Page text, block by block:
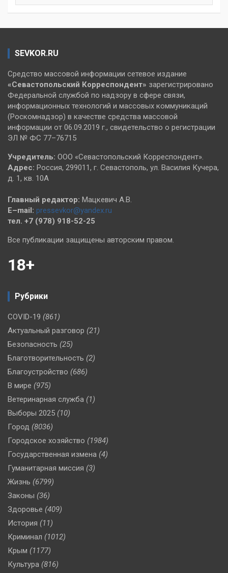
SEVKOR.RU
Средство массовой информации сетевое издание
«Севастопольский Корреспондент» зарегистрировано
Федеральной службой по надзору в сфере связи,
информационных технологий и массовых коммуникаций
(Роскомнадзор) в качестве средства массовой
информации от 06.09.2019 г., свидетельство о регистрации
ЭЛ № ФС 77–76715
Учредитель: ООО «Севастопольский Корреспондент».
Адрес: Россия, 299011, г. Севастополь, ул. Василия Кучера,
д. 1, кв. 10А
Главный редактор: Мацкевич А.В.
E–mail: pressevkor@yandex.ru
тел. +7 (978) 918-52-25
Все публикации защищены авторским правом.
18+
Рубрики
COVID-19 (861)
Актуальный разговор (21)
Безопасность (25)
Благотворительность (2)
Благоустройство (686)
В мире (975)
Ветеринарная служба (1)
Выборы 2025 (10)
Город (8036)
Городское хозяйство (1984)
Государственная измена (4)
Гуманитарная миссия (3)
Жизнь (6799)
Законы (36)
Здоровье (409)
История (11)
Криминал (1012)
Крым (1177)
Культура (816)